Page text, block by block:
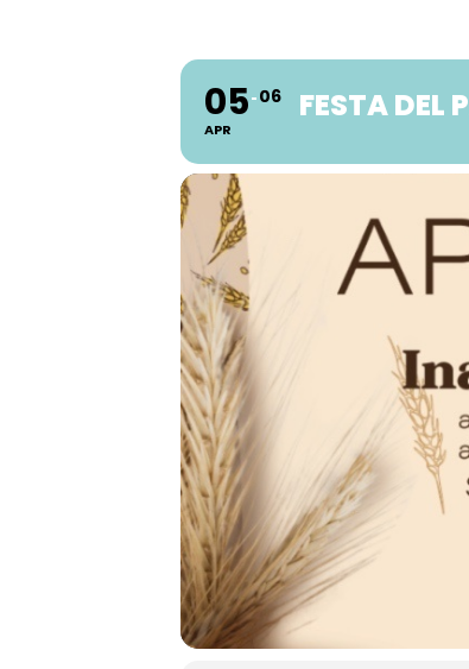
05
APR
06 FESTA DEL